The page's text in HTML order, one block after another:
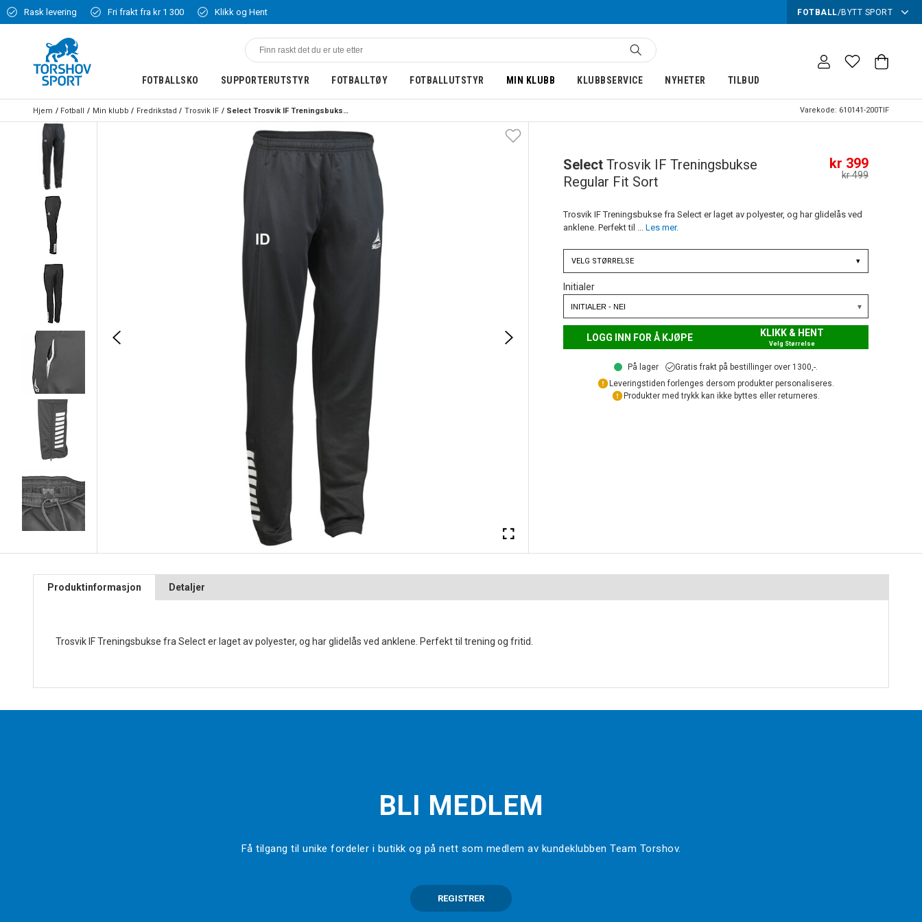
Rask levering Fri frakt fra kr 1 300 Klikk og Hent FOTBALL/BYTT SPORT
FOTBALLSKO SUPPORTERUTSTYR FOTBALLTØY FOTBALLUTSTYR MIN KLUBB KLUBBSERVICE NYHETER TILBUD
Hjem Fotball Min klubb Fredrikstad Trosvik IF Select Trosvik IF Treningsbukse Regular Fit Sort Varekode: 610141-200TIF
Select Trosvik IF Treningsbukse
Regular Fit Sort
kr 399
kr 499
Trosvik IF Treningsbukse fra Select er laget av polyester, og har glidelås ved
anklene. Perfekt til ... Les mer.
VELG STØRRELSE ▾
Initialer
LOGG INN FOR Å KJØPE KLIKK & HENT
Velg Størrelse
På lager
Gratis frakt på bestillinger over 1300,-.
Leveringstiden forlenges dersom produkter personaliseres.
Produkter med trykk kan ikke byttes eller returneres.
Produktinformasjon Detaljer
Trosvik IF Treningsbukse fra Select er laget av polyester, og har glidelås ved anklene. Perfekt til trening og fritid.
BLI MEDLEM
Få tilgang til unike fordeler i butikk og på nett som medlem av kundeklubben Team Torshov.
REGISTRER